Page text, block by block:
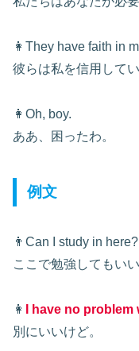
👩They have faith in
彼らは私を信用して
👩Oh, boy.
ああ、困ったわ。
例文
👨Can I study in
ここで勉強してもい
👩
I have no problem
別にいいけど。